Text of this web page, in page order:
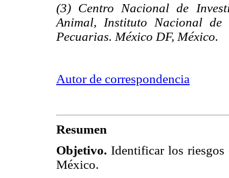
(3) Centro Nacional de
Animal, Instituto Nacional de
Pecuarias. México DF, México.
Autor de correspondencia
Resumen
Objetivo. Identificar los riesgos
México.